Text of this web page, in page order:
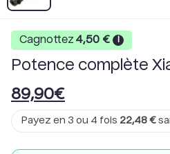
Cagnottez 4,50 € i
Potence complète
89,90€
Payez en 3 ou 4 fois 22,48 €